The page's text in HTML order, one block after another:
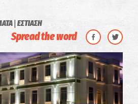
| ΕΣΤΙΑΣΗ
Spread the word